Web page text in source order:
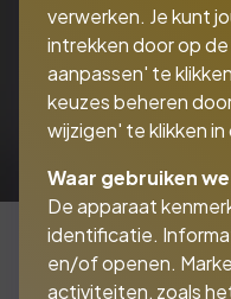
verwerken. Je kunt
intrekken door op
aanpassen' te
keuzes beheren
wijzigen' te klikken
Waar gebruiken
De apparaat
identificatie.
en/of openen.
activiteiten, zoals